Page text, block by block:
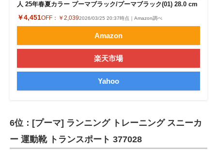
人 25年春夏カラー プーマブラック/プーマブラック(01) 28.0 cm
￥4,451OFF： ￥2,0392026/03/25 20:37時点｜Amazon調べ
Amazon
楽天市場
Yahoo
6位：[プーマ] ランニング トレーニング スニーカ
ー 運動靴 トランスポート 377028